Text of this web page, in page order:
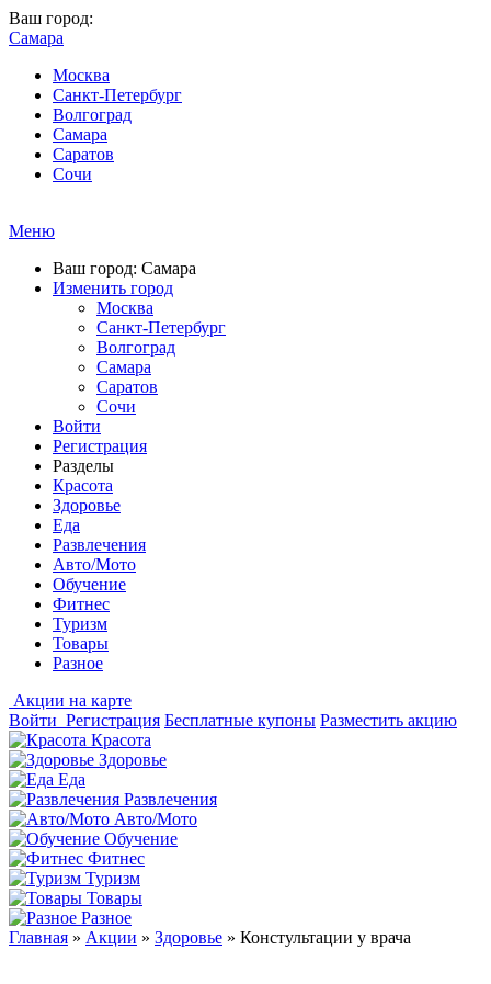
Ваш город:
Самара
Москва
Санкт-Петербург
Волгоград
Самара
Саратов
Сочи
Меню
Ваш город: Самара
Изменить город
Москва
Санкт-Петербург
Волгоград
Самара
Саратов
Сочи
Войти
Регистрация
Разделы
Красота
Здоровье
Еда
Развлечения
Авто/Мото
Обучение
Фитнес
Туризм
Товары
Разное
Акции на карте
Войти Регистрация Бесплатные купоны Разместить акцию
Красота
Здоровье
Еда
Развлечения
Авто/Мото
Обучение
Фитнес
Туризм
Товары
Разное
Главная » Акции » Здоровье » Констультации у врача